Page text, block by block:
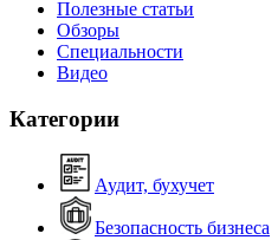
Полезные статьи
Обзоры
Специальности
Видео
Категории
Аудит, бухучет
Безопасность бизнеса